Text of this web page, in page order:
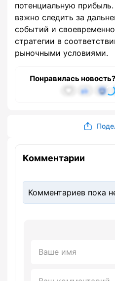
потенциальную
важно следить за
событий и
стратегии в
рыночными условиями.
Понравилась
Комментарии
Комментариев пока